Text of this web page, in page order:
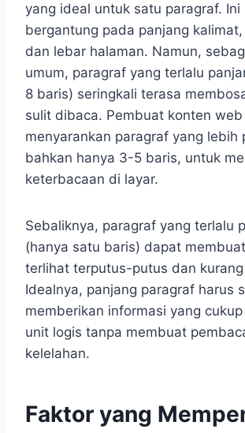
yang ideal untuk satu paragraf. Ini
bergantung pada panjang
dan lebar halaman. Namun,
umum, paragraf yang terlalu
8 baris) seringkali terasa
sulit dibaca. Pembuat konten
menyarankan paragraf yang lebih
bahkan hanya 3-5 baris, untuk
keterbacaan di layar.
Sebaliknya, paragraf yang terlalu
(hanya satu baris) dapat
terlihat terputus-putus dan
Idealnya, panjang paragraf harus
memberikan informasi yang
unit logis tanpa membuat
kelelahan.
Faktor yang